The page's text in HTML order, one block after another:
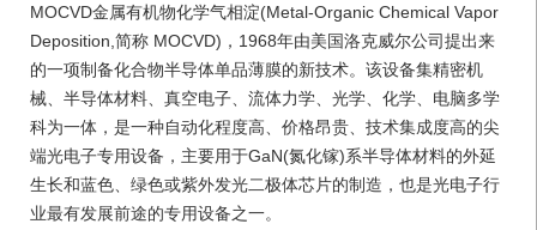
MOCVD金属有机物化学气相淀(Metal-Organic Chemical Vapor
Deposition,简称 MOCVD)，1968年由美国洛克威尔公司提出来
的一项制备化合物半导体单品薄膜的新技术。该设备集精密机
械、半导体材料、真空电子、流体力学、光学、化学、电脑多学
科为一体，是一种自动化程度高、价格昂贵、技术集成度高的尖
端光电子专用设备，主要用于GaN(氮化镓)系半导体材料的外延
生长和蓝色、绿色或紫外发光二极体芯片的制造，也是光电子行
业最有发展前途的专用设备之一。